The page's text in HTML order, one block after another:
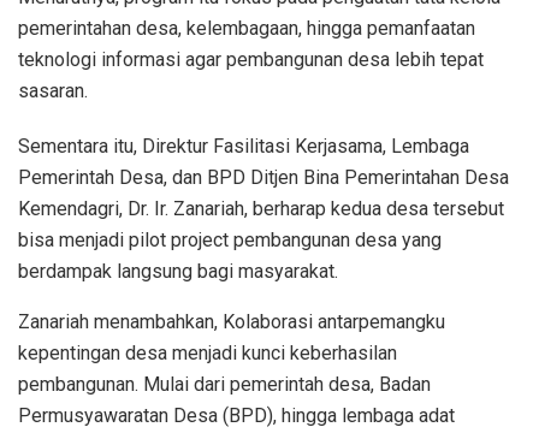
pemerintahan desa, kelembagaan, hingga pemanfaatan
teknologi informasi agar pembangunan desa lebih tepat
sasaran.
Sementara itu, Direktur Fasilitasi Kerjasama, Lembaga
Pemerintah Desa, dan BPD Ditjen Bina Pemerintahan Desa
Kemendagri, Dr. Ir. Zanariah, berharap kedua desa tersebut
bisa menjadi pilot project pembangunan desa yang
berdampak langsung bagi masyarakat.
Zanariah menambahkan, Kolaborasi antarpemangku
kepentingan desa menjadi kunci keberhasilan
pembangunan. Mulai dari pemerintah desa, Badan
Permusyawaratan Desa (BPD), hingga lembaga adat